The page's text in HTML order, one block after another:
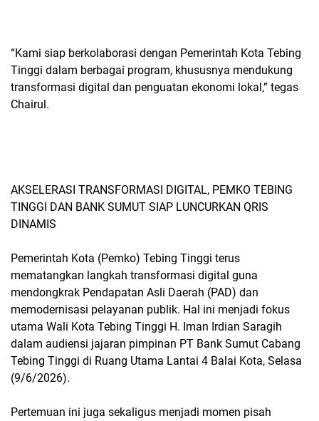
“Kami siap berkolaborasi dengan Pemerintah Kota Tebing
Tinggi dalam berbagai program, khususnya mendukung
transformasi digital dan penguatan ekonomi lokal,” tegas
Chairul.
AKSELERASI TRANSFORMASI DIGITAL, PEMKO TEBING
TINGGI DAN BANK SUMUT SIAP LUNCURKAN QRIS
DINAMIS
Pemerintah Kota (Pemko) Tebing Tinggi terus
mematangkan langkah transformasi digital guna
mendongkrak Pendapatan Asli Daerah (PAD) dan
memodernisasi pelayanan publik. Hal ini menjadi fokus
utama Wali Kota Tebing Tinggi H. Iman Irdian Saragih
dalam audiensi jajaran pimpinan PT Bank Sumut Cabang
Tebing Tinggi di Ruang Utama Lantai 4 Balai Kota, Selasa
(9/6/2026).
Pertemuan ini juga sekaligus menjadi momen pisah